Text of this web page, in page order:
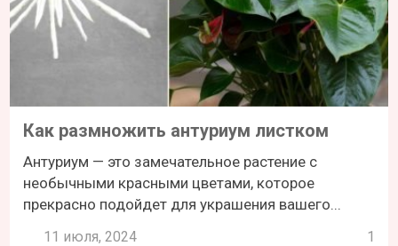
Как размножить антуриум листком
Антуриум — это замечательное растение с
необычными красными цветами, которое
прекрасно подойдет для украшения вашего...
11 июля, 2024 1